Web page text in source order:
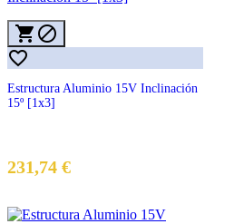
 

Estructura Aluminio 15V Inclinación
15º [1x3]
231,74 €